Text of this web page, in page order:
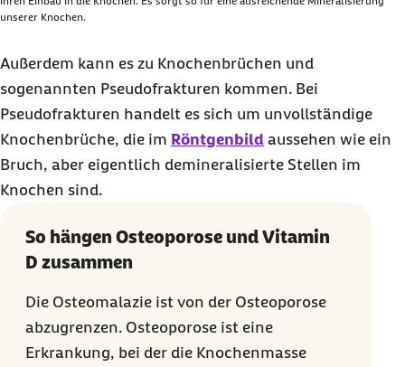
unserer Knochen.
Außerdem kann es zu Knochenbrüchen und
sogenannten Pseudofrakturen kommen. Bei
Pseudofrakturen handelt es sich um unvollständige
Knochenbrüche, die im Röntgenbild aussehen wie ein
Bruch, aber eigentlich demineralisierte Stellen im
Knochen sind.
So hängen Osteoporose und Vitamin
D zusammen
Die Osteomalazie ist von der Osteoporose
abzugrenzen. Osteoporose ist eine
Erkrankung, bei der die Knochenmasse